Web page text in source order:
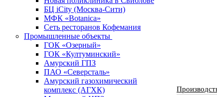
БЦ iCity (Москва-Сити)
МФК «Botanica»
Сеть ресторанов Кофемания
Промышленные объекты
ГОК «Озерный»
ГОК «Култуминский»
Амурский ГПЗ
ПАО «Северсталь»
Амурский газохимический
комплекс (АГХК)